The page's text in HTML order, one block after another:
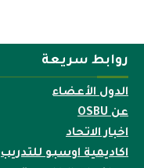
روابط سريعة
الدول الأعضاء
عن OSBU
اخبار الاتحاد
اكاديمية اوسبو للتدريب